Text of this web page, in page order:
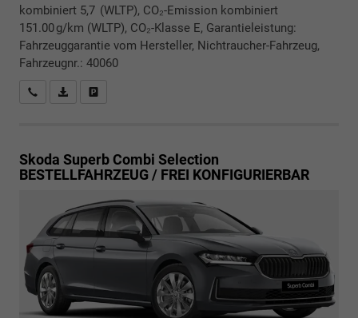
kombiniert 5,7 (WLTP), CO₂-Emission kombiniert
151.00 g/km (WLTP), CO₂-Klasse E, Garantieleistung:
Fahrzeuggarantie vom Hersteller, Nichtraucher-Fahrzeug,
Fahrzeugnr.: 40060
Rückrufbitte absenden
PDF-Datei, Fahrzeugexposé drucken
Skoda Superb Combi Selection
BESTELLFAHRZEUG / FREI KONFIGURIERBAR